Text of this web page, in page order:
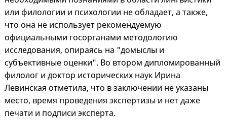
или филологии и психологии не обладает, а также,
что она не использует рекомендуемую
официальными госорганами методологию
исследования, опираясь на "домыслы и
субъективные оценки". Во втором дипломированный
филолог и доктор исторических наук Ирина
Левинская отметила, что в заключении не указаны
место, время проведения экспертизы и нет даже
печати и подписи эксперта.